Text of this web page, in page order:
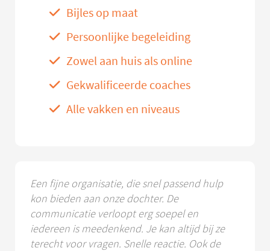
Bijles op maat
Persoonlijke begeleiding
Zowel aan huis als online
Gekwalificeerde coaches
Alle vakken en niveaus
Een fijne organisatie, die snel passend hulp
kon bieden aan onze dochter. De
communicatie verloopt erg soepel en
iedereen is meedenkend. Je kan altijd bij ze
terecht voor vragen. Snelle reactie. Ook de